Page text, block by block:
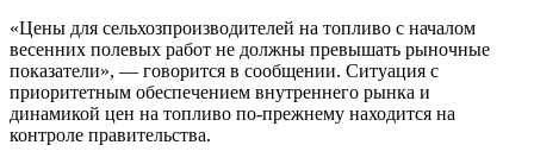
«Цены для сельхозпроизводителей на топливо с началом
весенних полевых работ не должны превышать рыночные
показатели», — говорится в сообщении. Ситуация с
приоритетным обеспечением внутреннего рынка и
динамикой цен на топливо по-прежнему находится на
контроле правительства.